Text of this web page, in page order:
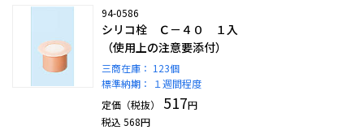
94-0586
シリコ栓 Ｃ－４０ １入
（使用上の注意要添付）
三商在庫： 123個
標準納期：
１週間程度
定価（税抜）
517円
税込 568円